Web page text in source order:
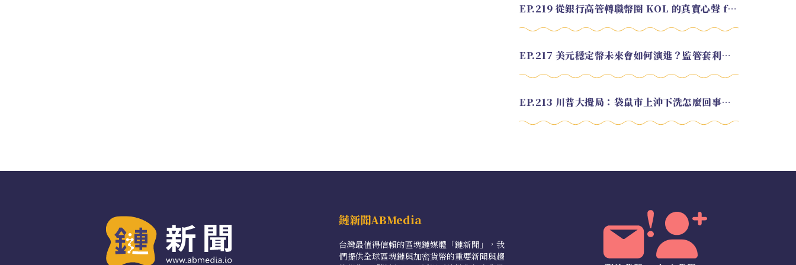
EP.219 從銀行高管轉職幣圈 KOL 的真實心聲 feat.龜大
EP.217 美元穩定幣未來會如何演進？監管套利終將收斂？feat. 研究員 余哲安
EP.213 川普大攪局：袋鼠市上沖下洗怎麼回事？feat. Alvin
鏈新聞ABMedia
台灣最值得信賴的區塊鏈媒體「鏈新聞」，我
們提供全球區塊鏈與加密貨幣的重要新聞與趨